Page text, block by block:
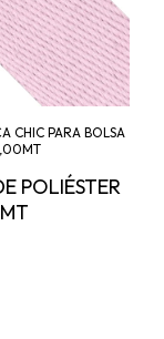
CHIC PARA BOLSA
POLIÉSTER